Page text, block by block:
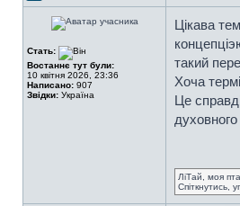
Стать:
Востаннє тут були:
10 квітня 2026, 23:36
Написано: 907
Звідки: Україна
Цiкава
такий
Хоча
Це
ЛіТай, моя
Спіткнутись,